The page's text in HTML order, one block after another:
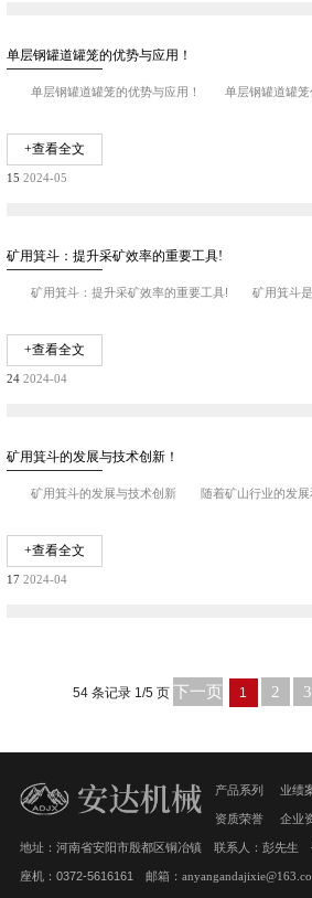
单层钢罐道罐笼的优势与应用！
+查看全文
15 2024-05
矿用箕斗：提升采矿效率的重要工具!
+查看全文
24 2024-04
矿用箕斗的发展与技术创新！
+查看全文
17 2024-04
54 条记录 1/5 页 下一页 1 2 3
产品系列 业绩
资质荣誉 企业
地址：河南省安阳市殷都区铜冶镇 联系人：彭先生
座机：0372-5616161 邮箱：